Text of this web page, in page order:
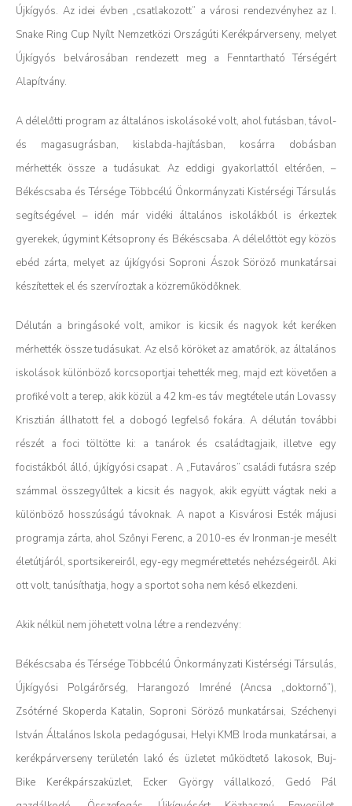
Újkígyós. Az idei évben „csatlakozott” a városi rendezvényhez az I.
Snake Ring Cup Nyílt Nemzetközi Országúti Kerékpárverseny, melyet
Újkígyós belvárosában rendezett meg a Fenntartható Térségért
Alapítvány.
A délelőtti program az általános iskolásoké volt, ahol futásban, távol-
és magasugrásban, kislabda-hajításban, kosárra dobásban
mérhették össze a tudásukat. Az eddigi gyakorlattól eltérően, –
Békéscsaba és Térsége Többcélú Önkormányzati Kistérségi Társulás
segítségével – idén már vidéki általános iskolákból is érkeztek
gyerekek, úgymint Kétsoprony és Békéscsaba. A délelőttöt egy közös
ebéd zárta, melyet az újkígyósi Soproni Ászok Söröző munkatársai
készítettek el és szervíroztak a közreműködőknek.
Délután a bringásoké volt, amikor is kicsik és nagyok két keréken
mérhették össze tudásukat. Az első köröket az amatőrök, az általános
iskolások különböző korcsoportjai tehették meg, majd ezt követően a
profiké volt a terep, akik közül a 42 km-es táv megtétele után Lovassy
Krisztián állhatott fel a dobogó legfelső fokára. A délután további
részét a foci töltötte ki: a tanárok és családtagjaik, illetve egy
focistákból álló, újkígyósi csapat . A „Futaváros” családi futásra szép
számmal összegyűltek a kicsit és nagyok, akik együtt vágtak neki a
különböző hosszúságú távoknak. A napot a Kisvárosi Esték májusi
programja zárta, ahol Szőnyi Ferenc, a 2010-es év Ironman-je mesélt
életútjáról, sportsikereiről, egy-egy megmérettetés nehézségeiről. Aki
ott volt, tanúsíthatja, hogy a sportot soha nem késő elkezdeni.
Akik nélkül nem jöhetett volna létre a rendezvény:
Békéscsaba és Térsége Többcélú Önkormányzati Kistérségi Társulás,
Újkígyósi Polgárőrség, Harangozó Imréné (Ancsa „doktornő”),
Zsótérné Skoperda Katalin, Soproni Söröző munkatársai, Széchenyi
István Általános Iskola pedagógusai, Helyi KMB Iroda munkatársai, a
kerékpárverseny területén lakó és üzletet működtető lakosok, Buj-
Bike Kerékpárszaküzlet, Ecker György vállalkozó, Gedó Pál